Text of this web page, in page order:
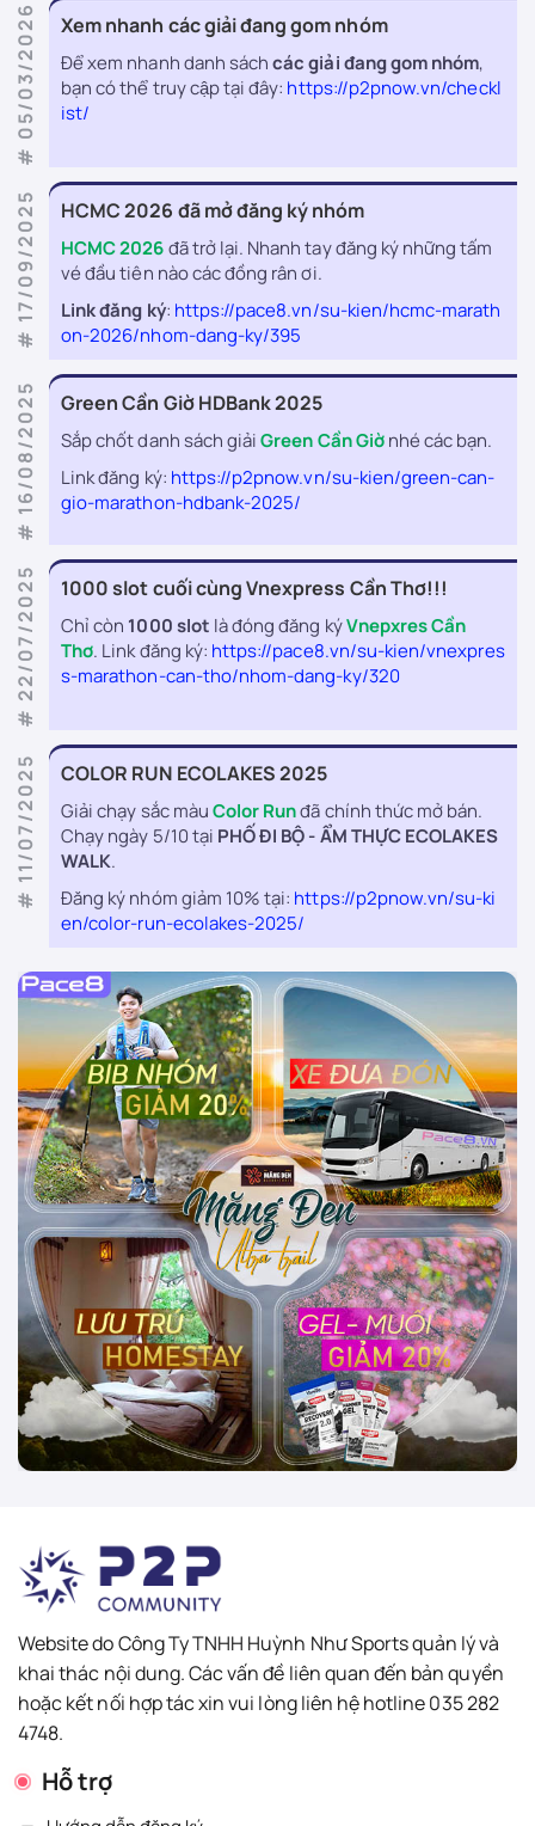
# 05/03/2026 Xem nhanh các giải đang gom nhóm
Để xem nhanh danh sáchcác giải đang gom nhóm,
bạn có thể truy cập tại đây: https://p2pnow.vn/checkl
ist/
# 17/09/2025 HCMC 2026 đã mở đăng ký nhóm
HCMC 2026đã trở lại. Nhanh tay đăng ký những tấm
vé đầu tiên nào các đồng rân ơi.
Link đăng ký: https://pace8.vn/su-kien/hcmc-marath
on-2026/nhom-dang-ky/395
# 16/08/2025 Green Cần Giờ HDBank 2025
Sắp chốt danh sách giảiGreen Cần Giờnhé các bạn.
Link đăng ký: https://p2pnow.vn/su-kien/green-can-
gio-marathon-hdbank-2025/
# 22/07/2025 1000 slot cuối cùng Vnexpress Cần Thơ!!!
Chỉ còn 1000 slot là đóng đăng kýVnepxres Cần
Thơ. Link đăng ký: https://pace8.vn/su-kien/vnexpres
s-marathon-can-tho/nhom-dang-ky/320
# 11/07/2025 COLOR RUN ECOLAKES 2025
Giải chạy sắc màuColor Runđã chính thức mở bán.
Chạy ngày 5/10 tại PHỐ ĐI BỘ - ẨM THỰC ECOLAKES
WALK.
Đăng ký nhóm giảm 10% tại: https://p2pnow.vn/su-ki
en/color-run-ecolakes-2025/
Website do Công Ty TNHH Huỳnh Như Sports quản lý và
khai thác nội dung. Các vấn đề liên quan đến bản quyền
hoặc kết nối hợp tác xin vui lòng liên hệ hotline 035 282
4748.
Hỗ trợ